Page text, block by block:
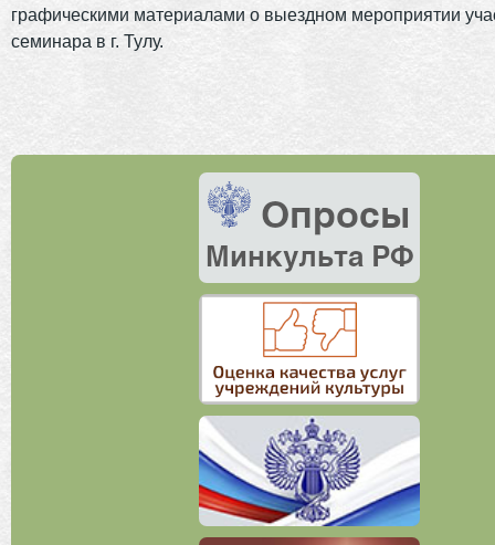
графическими материалами о выездном мероприятии
семинара в г. Тулу.